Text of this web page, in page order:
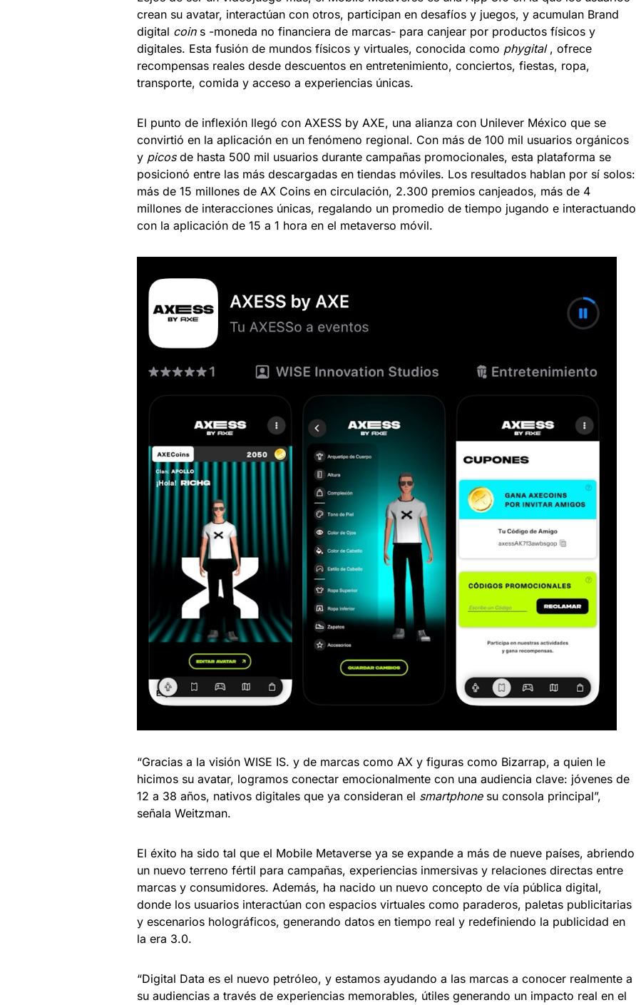
crean su avatar, interactúan con otros, participan en desafíos y juegos, y acumulan Brand
digital coins -moneda no financiera de marcas- para canjear por productos físicos y
digitales. Esta fusión de mundos físicos y virtuales, conocida como phygital, ofrece
recompensas reales desde descuentos en entretenimiento, conciertos, fiestas, ropa,
transporte, comida y acceso a experiencias únicas.
El punto de inflexión llegó con AXESS by AXE, una alianza con Unilever México que se
convirtió en la aplicación en un fenómeno regional. Con más de 100 mil usuarios orgánicos
y picosde hasta 500 mil usuarios durante campañas promocionales, esta plataforma se
posicionó entre las más descargadas en tiendas móviles. Los resultados hablan por sí solos:
más de 15 millones de AX Coins en circulación, 2.300 premios canjeados, más de 4
millones de interacciones únicas, regalando un promedio de tiempo jugando e interactuando
con la aplicación de 15 a 1 hora en el metaverso móvil.
“Gracias a la visión WISE IS. y de marcas como AX y figuras como Bizarrap, a quien le
hicimos su avatar, logramos conectar emocionalmente con una audiencia clave: jóvenes de
12 a 38 años, nativos digitales que ya consideran el smartphonesu consola principal”,
señala Weitzman.
El éxito ha sido tal que el Mobile Metaverse ya se expande a más de nueve países, abriendo
un nuevo terreno fértil para campañas, experiencias inmersivas y relaciones directas entre
marcas y consumidores. Además, ha nacido un nuevo concepto de vía pública digital,
donde los usuarios interactúan con espacios virtuales como paraderos, paletas publicitarias
y escenarios holográficos, generando datos en tiempo real y redefiniendo la publicidad en
la era 3.0.
“Digital Data es el nuevo petróleo, y estamos ayudando a las marcas a conocer realmente a
su audiencias a través de experiencias memorables, útiles generando un impacto real en el